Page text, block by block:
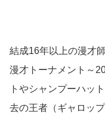
結成16年以上の漫才
漫才トーナメント～
トやシャンプーハッ
去の王者（ギャロッ